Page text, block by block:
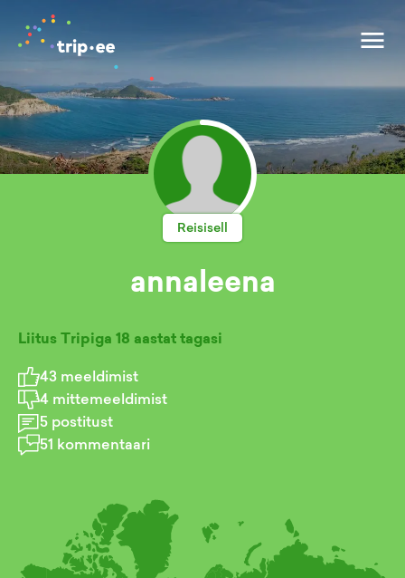
Reisisell
annaleena
Liitus Tripiga 18 aastat tagasi
43 meeldimist
4 mittemeeldimist
5 postitust
51 kommentaari